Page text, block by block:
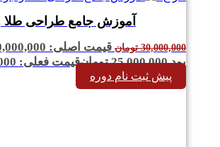
آموزش جامع طراحی طلا
30,000,000 تومان
بود.25,000,000 تومانقیمت فعلی: 25,000,000 تومان.
پیش ثبت نام دوره